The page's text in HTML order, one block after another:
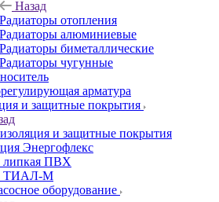
Назад
Радиаторы отопления
Радиаторы алюминиевые
Радиаторы биметаллические
Радиаторы чугунные
арматура
и защитные покрытия
и защитные покрытия
Энергофлекс
липкая ПВХ
ТИАЛ-М
оборудование